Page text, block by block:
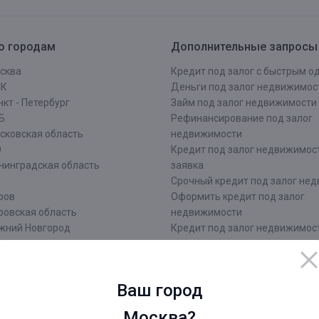
Ваш город
городам
- Петербург
область
область
область
Новгород
Дополнительные запросы
Кредит под залог с быстрым
Деньги под залог
Займ под залог недвижимости
Рефинансирование под залог
недвижимости
Кредит под залог
заявка
Срочный кредит под залог
Оформить кредит под залог
недвижимости
Кредит под залог
документы
Кредит наличными под залог
Кредит под залог